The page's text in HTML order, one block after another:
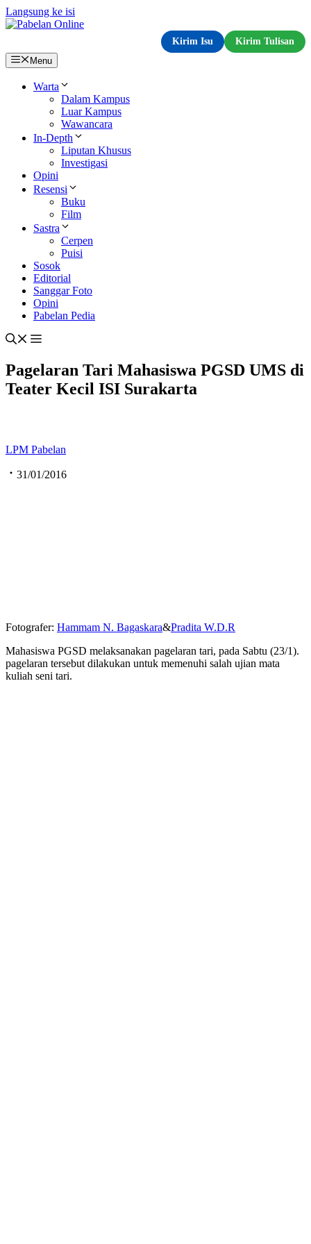
Langsung ke isi
Kirim Isu
Kirim Tulisan
Menu
Warta
Dalam Kampus
Luar Kampus
Wawancara
In-Depth
Liputan Khusus
Investigasi
Opini
Resensi
Buku
Film
Sastra
Cerpen
Puisi
Sosok
Editorial
Sanggar Foto
Opini
Pabelan Pedia
Pagelaran Tari Mahasiswa PGSD UMS di
Teater Kecil ISI Surakarta
LPM Pabelan
31/01/2016
Fotografer: Hammam N. Bagaskara&Pradita W.D.R
Mahasiswa PGSD melaksanakan pagelaran tari, pada Sabtu (23/1).
pagelaran tersebut dilakukan untuk memenuhi salah ujian mata
kuliah seni tari.